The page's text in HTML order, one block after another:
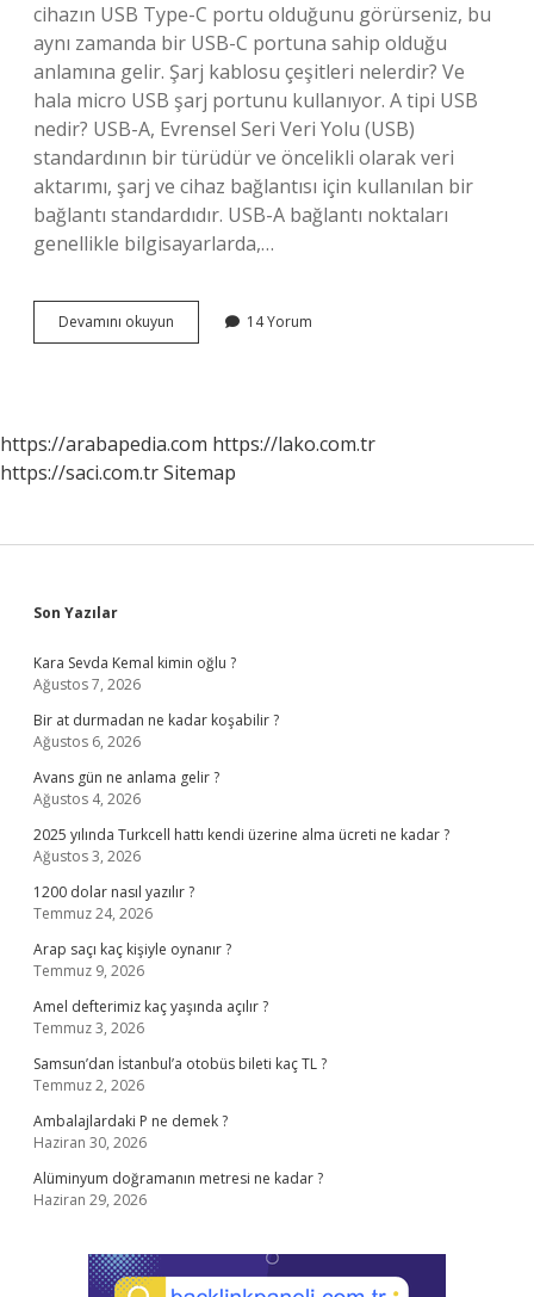
cihazın USB Type-C portu olduğunu görürseniz, bu
aynı zamanda bir USB-C portuna sahip olduğu
anlamına gelir. Şarj kablosu çeşitleri nelerdir? Ve
hala micro USB şarj portunu kullanıyor. A tipi USB
nedir? USB-A, Evrensel Seri Veri Yolu (USB)
standardının bir türüdür ve öncelikli olarak veri
aktarımı, şarj ve cihaz bağlantısı için kullanılan bir
bağlantı standardıdır. USB-A bağlantı noktaları
genellikle bilgisayarlarda,…
Devamını okuyun
Kablo
14 Yorum
https://arabapedia.com https://lako.com.tr
https://saci.com.trSitemap
Sidebar
Son Yazılar
Kara Sevda Kemal kimin oğlu ?
Ağustos 7, 2026
Bir at durmadan ne kadar koşabilir ?
Ağustos 6, 2026
Avans gün ne anlama gelir ?
Ağustos 4, 2026
2025 yılında Turkcell hattı kendi üzerine alma ücreti ne kadar ?
Ağustos 3, 2026
1200 dolar nasıl yazılır ?
Temmuz 24, 2026
Arap saçı kaç kişiyle oynanır ?
Temmuz 9, 2026
Amel defterimiz kaç yaşında açılır ?
Temmuz 3, 2026
Samsun’dan İstanbul’a otobüs bileti kaç TL ?
Temmuz 2, 2026
Ambalajlardaki P ne demek ?
Haziran 30, 2026
Alüminyum doğramanın metresi ne kadar ?
Haziran 29, 2026